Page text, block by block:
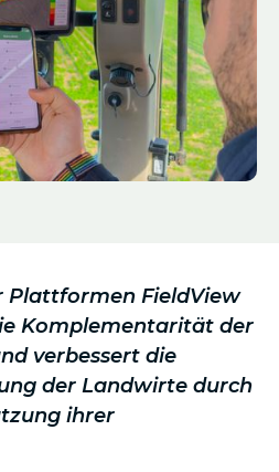
Plattformen FieldView
Komplementarität der
verbessert die
der Landwirte durch
ihrer